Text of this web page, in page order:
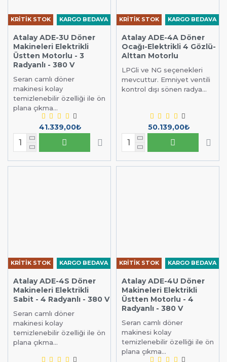
KARGO BEDAVA
KRİTİK STOK
Atalay ADE-3U Döner
Makineleri Elektrikli
Üstten Motorlu - 3
Radyanlı - 380 V
Seran camlı döner
makinesi kolay
temizlenebilir özelliği ile ön
plana çıkma...
41.339,00₺
KARGO BEDAVA
KRİTİK STOK
Atalay ADE-4A Döner
Ocağı-Elektrikli 4 Gözlü-
Alttan Motorlu
LPGli ve NG seçenekleri
mevcuttur. Emniyet ventili
kontrol dışı sönen radya...
50.139,00₺
KARGO BEDAVA
KRİTİK STOK
Atalay ADE-4S Döner
Makineleri Elektrikli
Sabit - 4 Radyanlı - 380 V
Seran camlı döner
makinesi kolay
temizlenebilir özelliği ile ön
plana çıkma...
KARGO BEDAVA
KRİTİK STOK
Atalay ADE-4U Döner
Makineleri Elektrikli
Üstten Motorlu - 4
Radyanlı - 380 V
Seran camlı döner
makinesi kolay
temizlenebilir özelliği ile ön
plana çıkma...